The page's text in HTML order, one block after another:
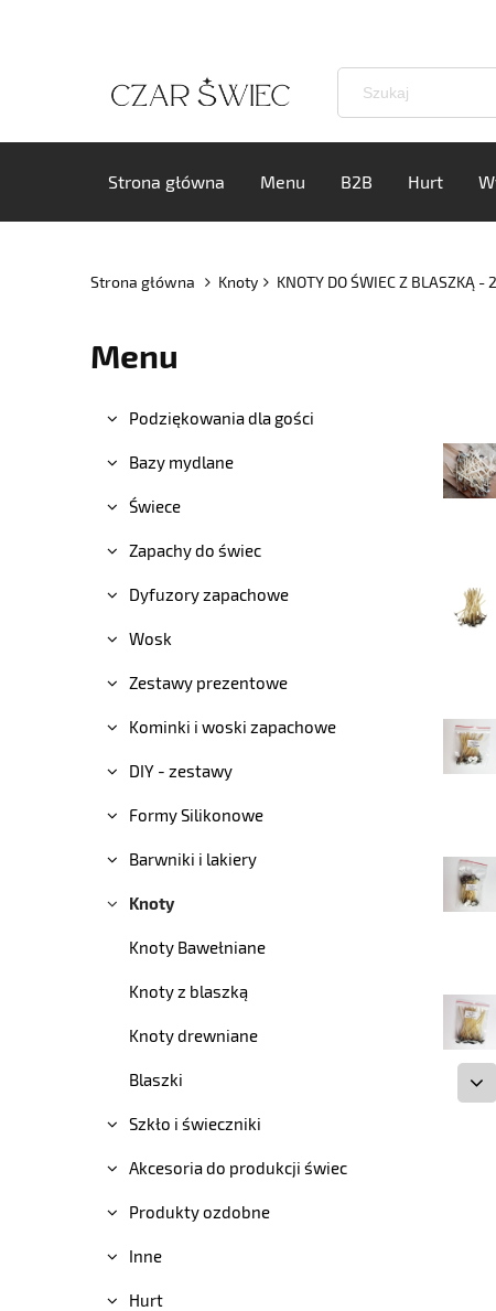
Strona główna Menu B2B Hurt
Strona główna Knoty KNOTY DO ŚWIEC Z BLASZKĄ -
Menu
Podziękowania dla gości
Bazy mydlane
Świece
Zapachy do świec
Dyfuzory zapachowe
Wosk
Zestawy prezentowe
Kominki i woski zapachowe
DIY - zestawy
Formy Silikonowe
Barwniki i lakiery
Knoty
Knoty Bawełniane
Knoty z blaszką
Knoty drewniane
Blaszki
Szkło i świeczniki
Akcesoria do produkcji świec
Produkty ozdobne
Inne
Hurt